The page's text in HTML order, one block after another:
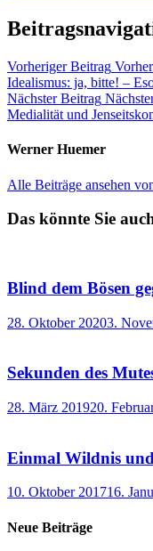
Vorheriger Beitrag
Idealismus: ja, bitte! –
Nächster Beitrag
Medialität und
Werner Huemer
Alle Beiträge ansehen
Das könnte Sie
Blind dem Bösen
28. Oktober 20203.
Sekunden des
28. März 201920.
Einmal Wildnis
10. Oktober 201716.
Neue Beiträge